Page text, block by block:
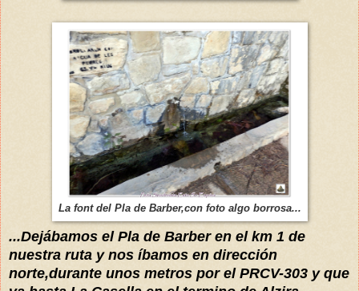
La font del Pla de Barber,con foto algo borrosa...
...Dejábamos el Pla de Barber en el km 1 de
nuestra ruta y nos íbamos en dirección
norte,durante unos metros por el PRCV-303 y que